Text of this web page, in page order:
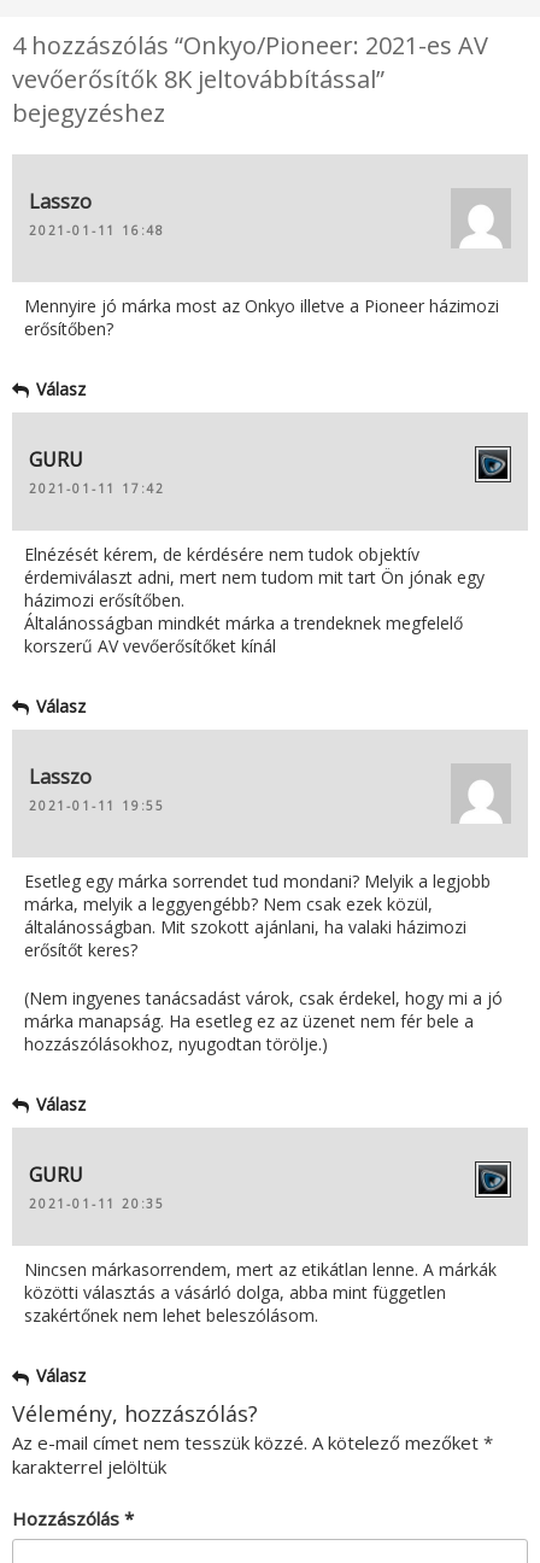
4 hozzászólás “Onkyo/Pioneer: 2021-es AV
vevőerősítők 8K jeltovábbítással”
bejegyzéshez
Lasszo
2021-01-11 16:48
Mennyire jó márka most az Onkyo illetve a Pioneer házimozi
erősítőben?
Válasz
GURU
2021-01-11 17:42
Elnézését kérem, de kérdésére nem tudok objektív
érdemiválaszt adni, mert nem tudom mit tart Ön jónak egy
házimozi erősítőben.
Általánosságban mindkét márka a trendeknek megfelelő
korszerű AV vevőerősítőket kínál
Válasz
Lasszo
2021-01-11 19:55
Esetleg egy márka sorrendet tud mondani? Melyik a legjobb
márka, melyik a leggyengébb? Nem csak ezek közül,
általánosságban. Mit szokott ajánlani, ha valaki házimozi
erősítőt keres?
(Nem ingyenes tanácsadást várok, csak érdekel, hogy mi a jó
márka manapság. Ha esetleg ez az üzenet nem fér bele a
hozzászólásokhoz, nyugodtan törölje.)
Válasz
GURU
2021-01-11 20:35
Nincsen márkasorrendem, mert az etikátlan lenne. A márkák
közötti választás a vásárló dolga, abba mint független
szakértőnek nem lehet beleszólásom.
Válasz
Vélemény, hozzászólás?
Az e-mail címet nem tesszük közzé. A kötelező mezőket *
karakterrel jelöltük
Hozzászólás *